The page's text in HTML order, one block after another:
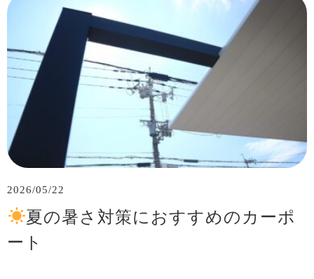
2026/05/22
夏の暑さ対策におすすめのカーポ
ート